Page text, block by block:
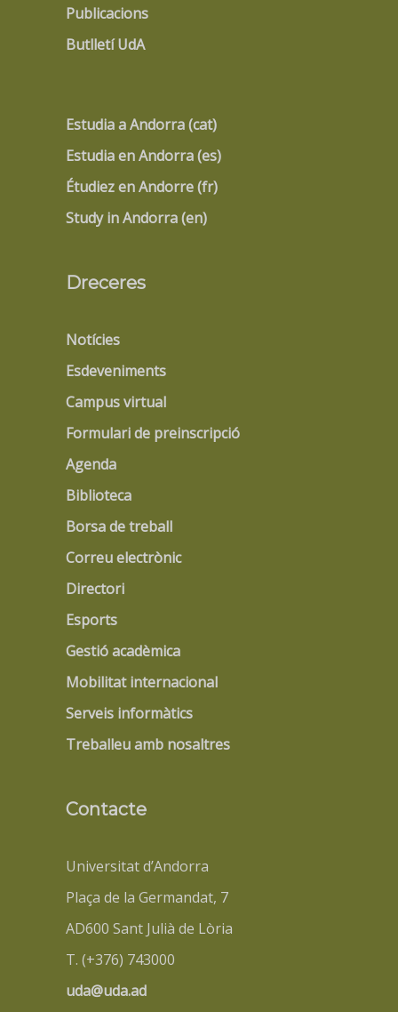
Publicacions
Butlletí UdA
Estudia a Andorra (cat)
Estudia en Andorra (es)
Étudiez en Andorre (fr)
Study in Andorra (en)
Dreceres
Notícies
Esdeveniments
Campus virtual
Formulari de preinscripció
Agenda
Biblioteca
Borsa de treball
Correu electrònic
Directori
Esports
Gestió acadèmica
Mobilitat internacional
Serveis informàtics
Treballeu amb nosaltres
Contacte
Universitat d’Andorra
Plaça de la Germandat, 7
AD600 Sant Julià de Lòria
T. (+376) 743000
uda@uda.ad